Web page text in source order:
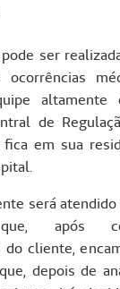
ser
ocorrências
altamente
de
em sua
será
após
cliente,
depois de